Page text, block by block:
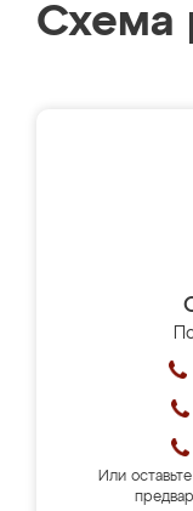
Схема
Или